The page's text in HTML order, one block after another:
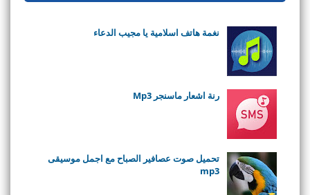
نغمة هاتف اسلامية يا مجيب الدعاء
رنة اشعار ماسنجر Mp3
تحميل صوت عصافير الصباح مع اجمل موسيقى
mp3